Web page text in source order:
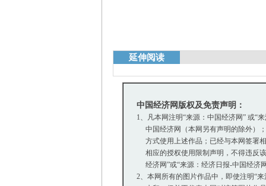
延伸阅读
中国经济网版权及免责声明：
1、凡本网注明“来源：中国经济网” 或“
中国经济网（本网另有声明的除外）
方式使用上述作品；已经与本网签署
相应的授权使用限制声明，不得违反
经济网”或“来源：经济日报-中国经济
2、本网所有的图片作品中，即使注明“